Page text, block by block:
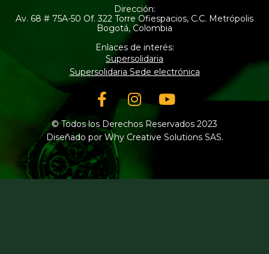
Dirección:
Av. 68 # 75A-50 Of. 322 Torre Ofiespacios, C.C. Metrópolis
Bogotá, Colombia
Enlaces de interés:
Supersolidaria
Supersolidaria Sede electrónica
Facebook-
f
Instagram
Youtube
© Todos los Derechos Reservados 2023
Diseñado por Why Creative Solutions SAS.